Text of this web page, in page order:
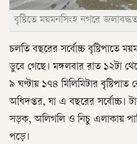
বৃষ্টিতে ময়মনসিংহ নগরে
চলতি বছরের সর্বোচ্চ বৃষ্টিপাতে
ডুবে গেছে। মঙ্গলবার রাত ১২টা
৯ ঘণ্টায় ১৭৪ মিলিমিটার
অধিদপ্তর, যা এ বছরের সর্বোচ্চ।
সড়ক, অলিগলি ও নিচু এলাকায়
পড়ে।